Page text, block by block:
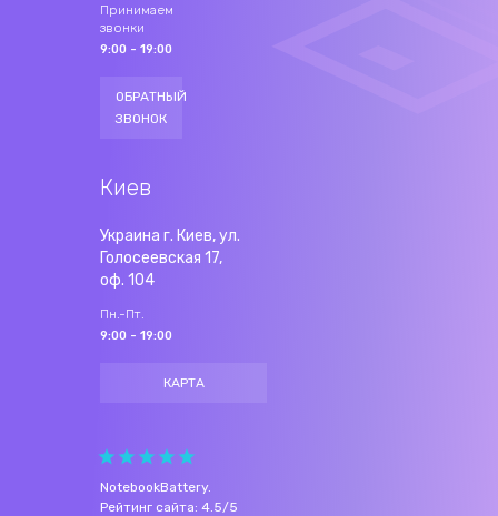
Принимаем
звонки
9:00 - 19:00
ОБРАТНЫЙ
ЗВОНОК
Киев
Украина г. Киев, ул.
Голосеевская 17,
оф. 104
Пн.-Пт.
9:00 - 19:00
КАРТА
NotebookBattery.
Рейтинг сайта: 4.5/5